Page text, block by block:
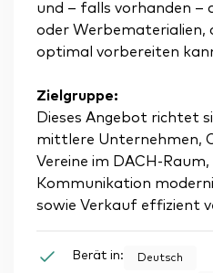
und – falls vorhanden –
oder Werbematerialien,
optimal vorbereiten
Zielgruppe:
Dieses Angebot richtet
mittlere Unternehmen,
Vereine im DACH-Raum,
Kommunikation
sowie Verkauf effizient
Berät in: Deutsch